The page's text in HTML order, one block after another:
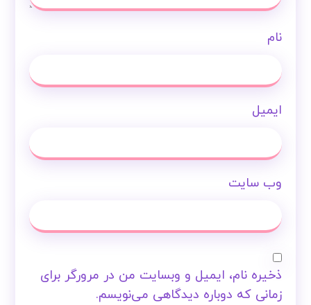
نام
ایمیل
وب‌ سایت
ذخیره نام، ایمیل و وبسایت من در مرورگر برای
زمانی که دوباره دیدگاهی می‌نویسم.